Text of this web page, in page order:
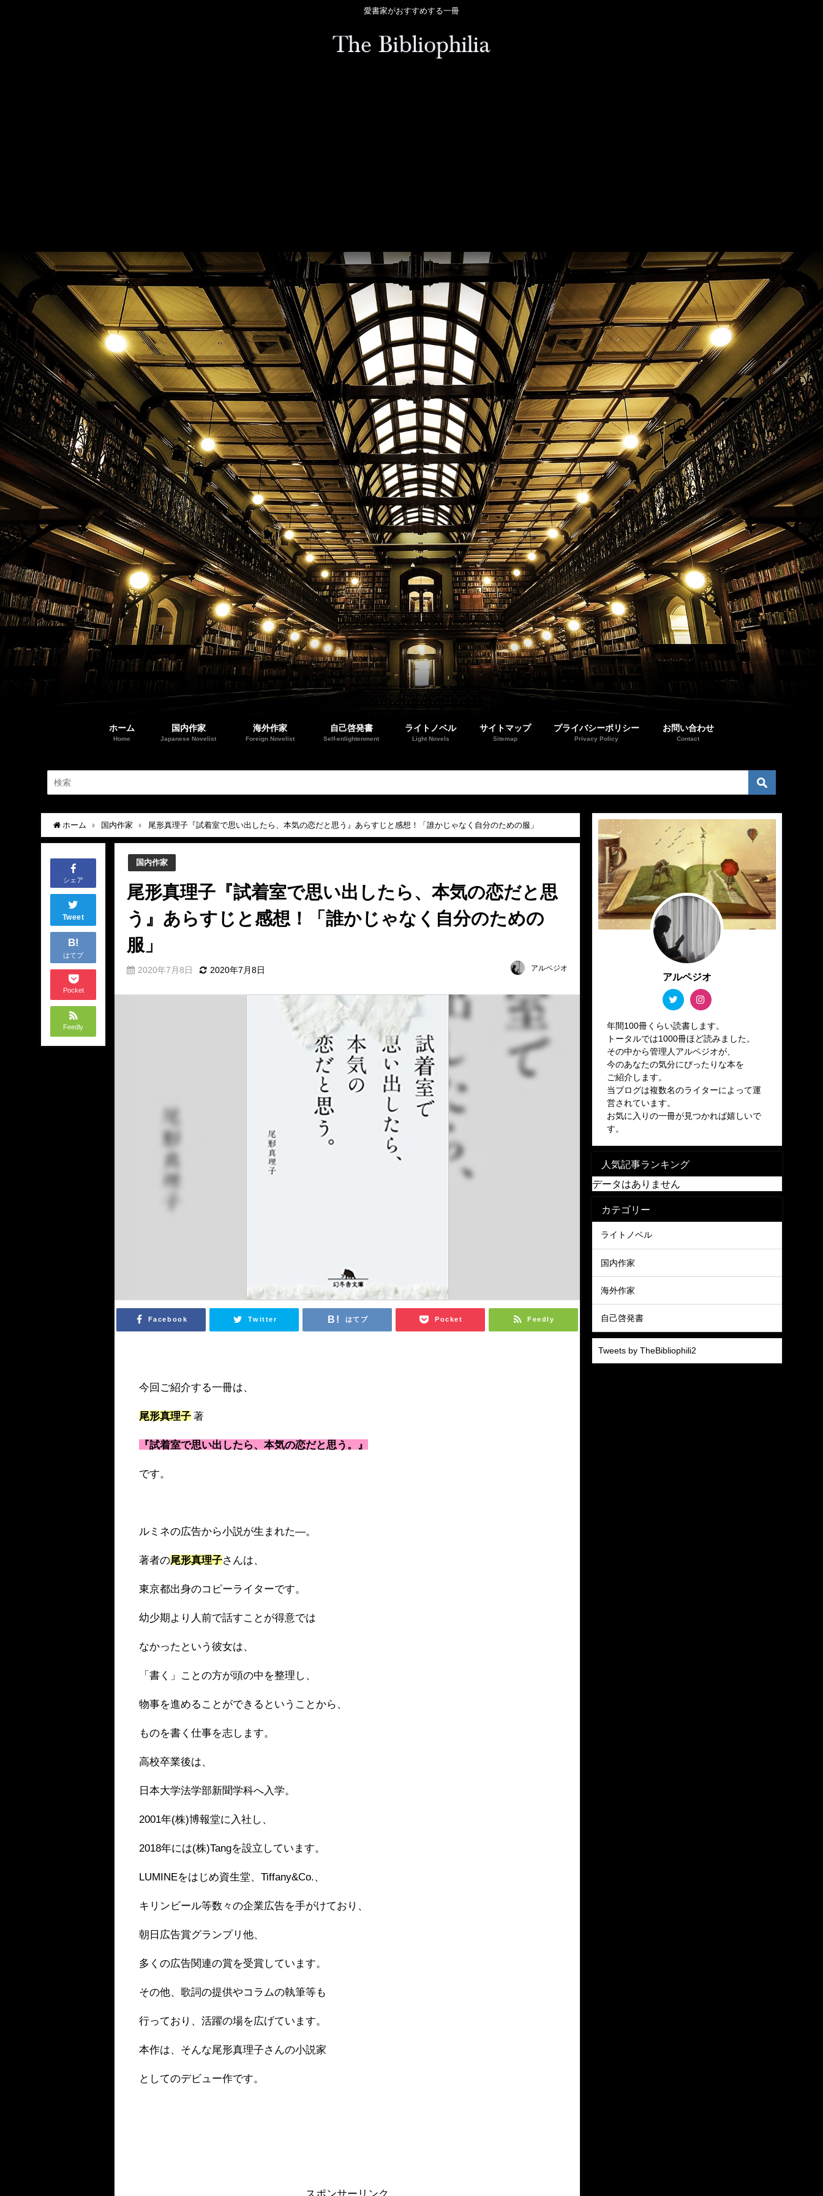
愛書家がおすすめする一冊
ホーム
Home
国内作家
Japanese Novelist
海外作家
Foreign Novelist
自己啓発書
Self-enlightenment
ライトノベル
Light Novels
サイトマップ
Sitemap
プライバシーポリシー
Privacy Policy
お問い合わせ
Contact
ホーム 国内作家 尾形真理子『試着室で思い出したら、本気の恋だと思う』あらすじと感想！「誰かじゃなく自分のための服」
シェア
Tweet
B!
はてブ
Pocket
Feedly
国内作家
尾形真理子『試着室で思い出したら、本気の恋だと思
う』あらすじと感想！「誰かじゃなく自分のための
服」
2020年7月8日 2020年7月8日 アルペジオ
Facebook Twitter はてブ Pocket Feedly
今回ご紹介する一冊は、
尾形真理子 著
『試着室で思い出したら、本気の恋だと思う。』
です。
ルミネの広告から小説が生まれた―。
著者の尾形真理子さんは、
東京都出身のコピーライターです。
幼少期より人前で話すことが得意では
なかったという彼女は、
「書く」ことの方が頭の中を整理し、
物事を進めることができるということから、
ものを書く仕事を志します。
高校卒業後は、
日本大学法学部新聞学科へ入学。
2001年(株)博報堂に入社し、
2018年には(株)Tangを設立しています。
LUMINEをはじめ資生堂、Tiffany&Co.、
キリンビール等数々の企業広告を手がけており、
朝日広告賞グランプリ他、
多くの広告関連の賞を受賞しています。
その他、歌詞の提供やコラムの執筆等も
行っており、活躍の場を広げています。
本作は、そんな尾形真理子さんの小説家
としてのデビュー作です。
スポンサーリンク
アルペジオ
年間100冊くらい読書します。
トータルでは1000冊ほど読みました。
その中から管理人アルペジオが、
今のあなたの気分にぴったりな本を
ご紹介します。
当ブログは複数名のライターによって運
営されています。
お気に入りの一冊が見つかれば嬉しいで
す。
人気記事ランキング
データはありません
カテゴリー
ライトノベル
国内作家
海外作家
自己啓発書
Tweets by TheBibliophili2